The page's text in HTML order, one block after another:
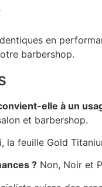
en
barbershop.
elle à un
et barbershop.
la feuille Gold
? Non, Noir et